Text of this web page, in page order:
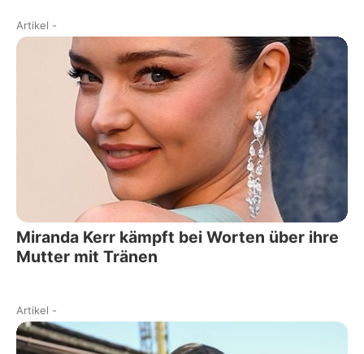
Artikel -
Miranda Kerr kämpft bei Worten über ihre
Mutter mit Tränen
Artikel -